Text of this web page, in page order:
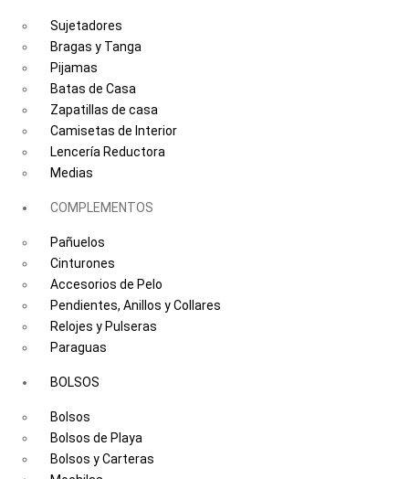
Sujetadores
Bragas y Tanga
Pijamas
Batas de Casa
Zapatillas de casa
Camisetas de Interior
Lencería Reductora
Medias
COMPLEMENTOS
Pañuelos
Cinturones
Accesorios de Pelo
Pendientes, Anillos y Collares
Relojes y Pulseras
Paraguas
BOLSOS
Bolsos
Bolsos de Playa
Bolsos y Carteras